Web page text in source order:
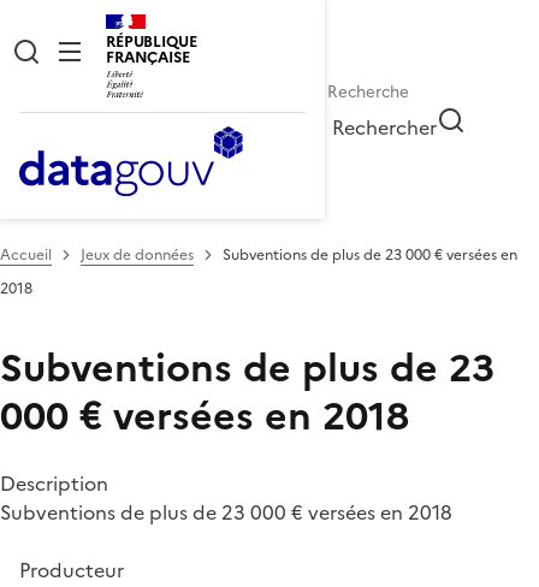
RÉPUBLIQUE
FRANÇAISE
Rechercher
Accueil Jeux de données
Subventions de plus de 23 000 € versées en
2018
Subventions de plus de 23
000 € versées en 2018
Description
Subventions de plus de 23 000 € versées en 2018
Producteur